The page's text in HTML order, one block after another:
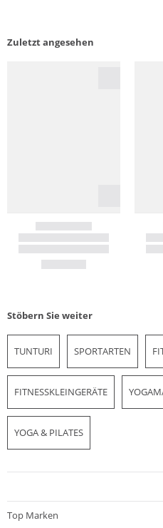
Zuletzt angesehen
Stöbern Sie weiter
TUNTURI SPORTARTEN
FITNESSKLEINGERÄTE
YOGA & PILATES
Top Marken